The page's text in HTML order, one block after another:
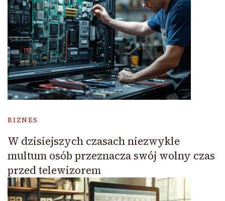
BIZNES
W dzisiejszych czasach niezwykle
multum osób przeznacza swój wolny czas
przed telewizorem